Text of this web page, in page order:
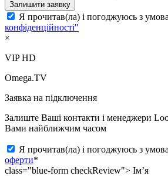
Залишити заявку
Я прочитав(ла) і погоджуюсь з
конфіденційності"
×
VIP HD
Omega.TV
Заявка на підключення
Залиште Ваші контакти і менеджери
Вами найближчим часом
Я прочитав(ла) і погоджуюсь з
оферти*
class="blue-form checkReview"> Ім’я